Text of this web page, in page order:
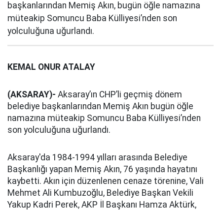
başkanlarından Memiş Akın, bugün öğle namazına
müteakip Somuncu Baba Külliyesi’nden son
yolculuğuna uğurlandı.
KEMAL ONUR ATALAY
(AKSARAY)- Aksaray’ın CHP’li geçmiş dönem
belediye başkanlarından Memiş Akın bugün öğle
namazına müteakip Somuncu Baba Külliyesi’nden
son yolculuğuna uğurlandı.
Aksaray'da 1984-1994 yılları arasında Belediye
Başkanlığı yapan Memiş Akın, 76 yaşında hayatını
kaybetti. Akın için düzenlenen cenaze törenine, Vali
Mehmet Ali Kumbuzoğlu, Belediye Başkan Vekili
Yakup Kadri Perek, AKP İl Başkanı Hamza Aktürk,